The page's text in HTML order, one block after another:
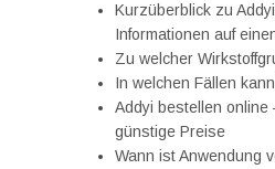
Kurzüberblick zu
Informationen auf
Zu welcher
In welchen Fällen
Addyi bestellen online
günstige Preise
Wann ist Anwendung